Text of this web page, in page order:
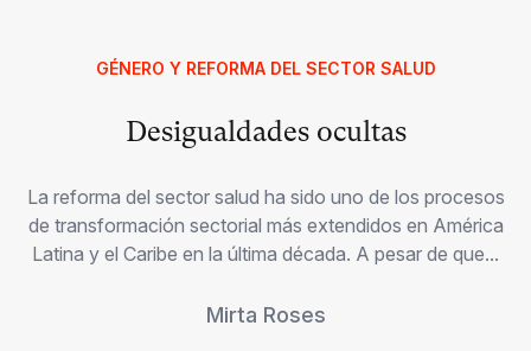
GÉNERO Y REFORMA DEL SECTOR SALUD
Desigualdades ocultas
La reforma del sector salud ha sido uno de los procesos
de transformación sectorial más extendidos en América
Latina y el Caribe en la última década. A pesar de que...
Mirta Roses